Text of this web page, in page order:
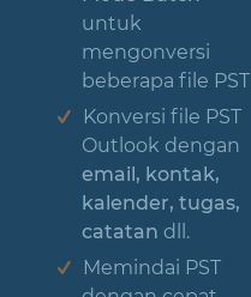
untuk
mengonversi
beberapa file PST
Konversi file PST
Outlook dengan
email, kontak,
kalender, tugas,
catatan dll.
Memindai PST